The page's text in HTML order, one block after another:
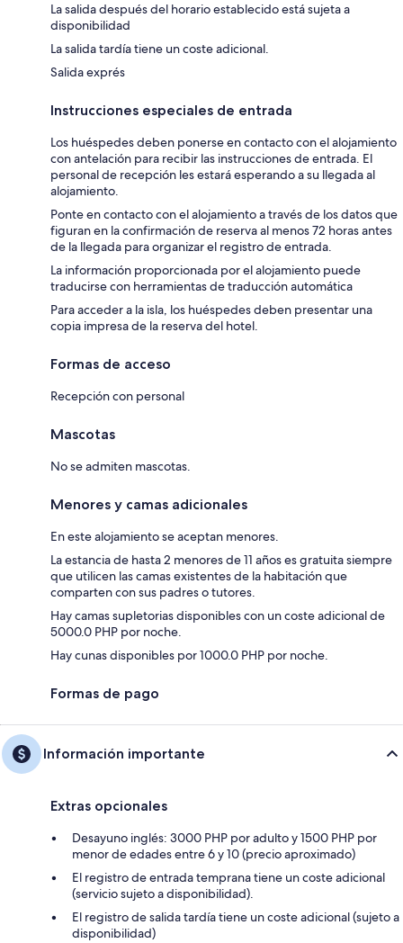
La salida después del horario establecido está sujeta a
disponibilidad
La salida tardía tiene un coste adicional.
Salida exprés
Instrucciones especiales de entrada
Los huéspedes deben ponerse en contacto con el alojamiento
con antelación para recibir las instrucciones de entrada. El
personal de recepción les estará esperando a su llegada al
alojamiento.
Ponte en contacto con el alojamiento a través de los datos que
figuran en la confirmación de reserva al menos 72 horas antes
de la llegada para organizar el registro de entrada.
La información proporcionada por el alojamiento puede
traducirse con herramientas de traducción automática
Para acceder a la isla, los huéspedes deben presentar una
copia impresa de la reserva del hotel.
Formas de acceso
Recepción con personal
Mascotas
No se admiten mascotas.
Menores y camas adicionales
En este alojamiento se aceptan menores.
La estancia de hasta 2 menores de 11 años es gratuita siempre
que utilicen las camas existentes de la habitación que
comparten con sus padres o tutores.
Hay camas supletorias disponibles con un coste adicional de
5000.0 PHP por noche.
Hay cunas disponibles por 1000.0 PHP por noche.
Formas de pago
Información importante
Extras opcionales
Desayuno inglés: 3000 PHP por adulto y 1500 PHP por
menor de edades entre 6 y 10 (precio aproximado)
El registro de entrada temprana tiene un coste adicional
(servicio sujeto a disponibilidad).
El registro de salida tardía tiene un coste adicional (sujeto a
disponibilidad)